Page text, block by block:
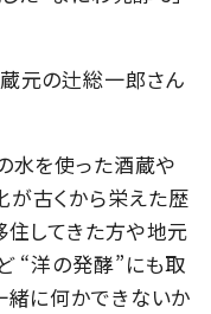
元の辻総一郎さん
水を使った酒蔵や
古くから栄えた歴
住してきた方や地元
“洋の発酵”にも取
緒に何かできないか